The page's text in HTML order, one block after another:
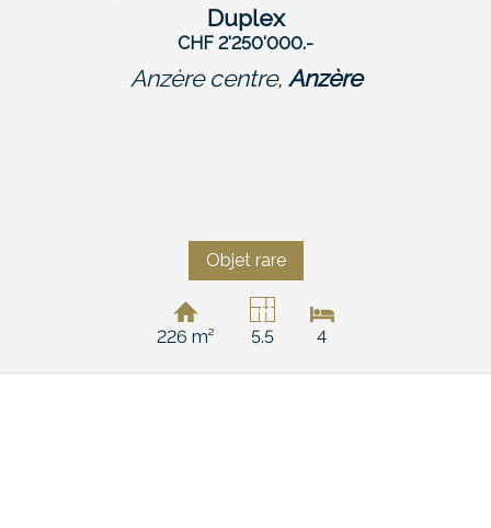
Duplex
CHF 2'250'000.-
Anzère centre, Anzère
Objet rare
226 m² 5.5 4